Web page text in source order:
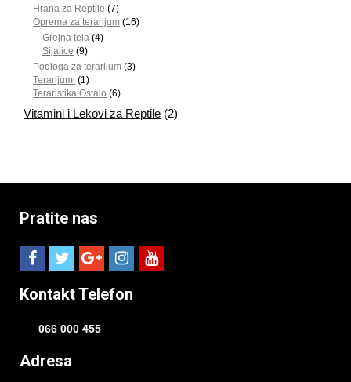
Hrana za Reptile (7)
Oprema za terarijum (16)
Grejna tela (4)
Sijalice (9)
Podloga za terarijum (3)
Terarijumi (1)
Teraristika Ostalo (6)
Vitamini i Lekovi za Reptile (2)
Pratite nas
Kontakt Telefon
066 000 455
Adresa